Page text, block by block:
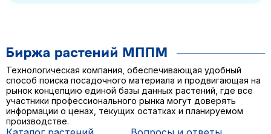
Технологическая компания, обеспечивающая удобный
способ поиска посадочного материала и продвигающая на
рынок концепцию единой базы данных растений, где все
участники профессионального рынка могут доверять
информации о ценах, текущих остатках и планируемом
производстве.